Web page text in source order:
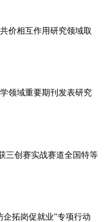
价相互作用研究领域取
领域重要期刊发表研究
三创赛实战赛道全国特等
拓岗促就业”专项行动